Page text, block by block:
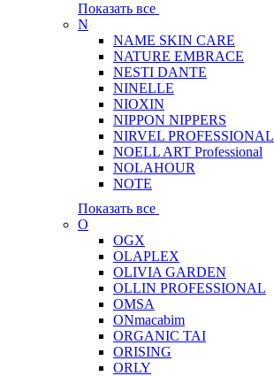
Показать все
N
NAME SKIN CARE
NATURE EMBRACE
NESTI DANTE
NINELLE
NIOXIN
NIPPON NIPPERS
NIRVEL PROFESSIONAL
NOELL ART Professional
NOLAHOUR
NOTE
Показать все
O
OGX
OLAPLEX
OLIVIA GARDEN
OLLIN PROFESSIONAL
OMSA
ONmacabim
ORGANIC TAI
ORISING
ORLY